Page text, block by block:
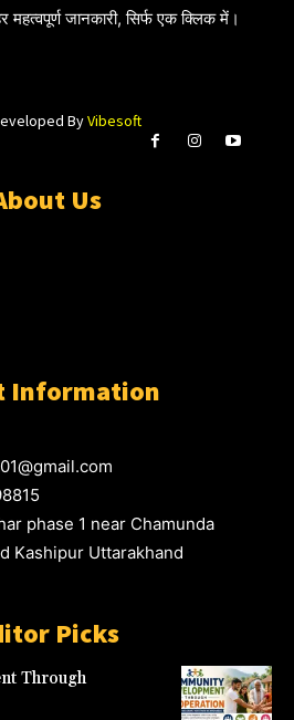
जानकारी, सिर्फ एक क्लिक में।
ByVibesoft
Us
Information
phase 1 near Chamunda
Kashipur Uttarakhand
Picks
Through